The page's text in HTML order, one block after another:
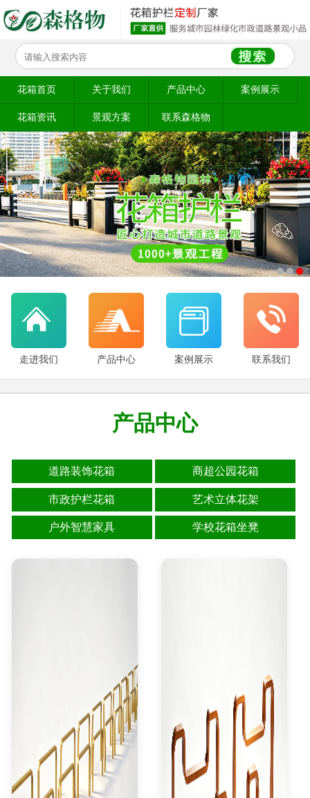
花箱首页 关于我们 产品中心 案例展示
花箱资讯 景观方案 联系森格物
走进我们 产品中心 案例展示 联系我们
产品中心
道路装饰花箱 商超公园花箱
市政护栏花箱 艺术立体花架
户外智慧家具 学校花箱坐凳